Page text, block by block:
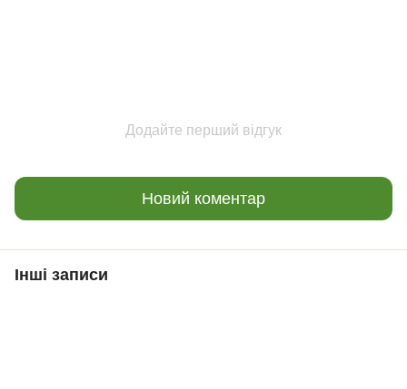
Додайте перший відгук
Новий коментар
Інші записи